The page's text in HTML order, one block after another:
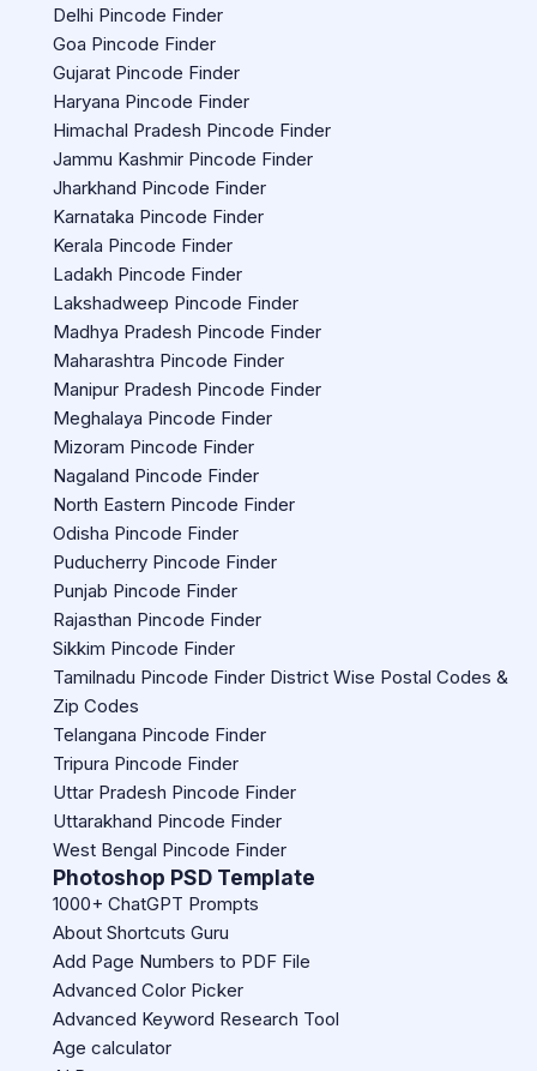
Delhi Pincode Finder
Goa Pincode Finder
Gujarat Pincode Finder
Haryana Pincode Finder
Himachal Pradesh Pincode Finder
Jammu Kashmir Pincode Finder
Jharkhand Pincode Finder
Karnataka Pincode Finder
Kerala Pincode Finder
Ladakh Pincode Finder
Lakshadweep Pincode Finder
Madhya Pradesh Pincode Finder
Maharashtra Pincode Finder
Manipur Pradesh Pincode Finder
Meghalaya Pincode Finder
Mizoram Pincode Finder
Nagaland Pincode Finder
North Eastern Pincode Finder
Odisha Pincode Finder
Puducherry Pincode Finder
Punjab Pincode Finder
Rajasthan Pincode Finder
Sikkim Pincode Finder
Tamilnadu Pincode Finder District Wise Postal Codes &
Zip Codes
Telangana Pincode Finder
Tripura Pincode Finder
Uttar Pradesh Pincode Finder
Uttarakhand Pincode Finder
West Bengal Pincode Finder
Photoshop PSD Template
1000+ ChatGPT Prompts
About Shortcuts Guru
Add Page Numbers to PDF File
Advanced Color Picker
Advanced Keyword Research Tool
Age calculator